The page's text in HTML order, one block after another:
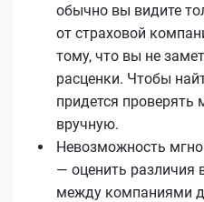
обычно вы видите
от страховой
тому, что вы не
расценки. Чтобы
придется проверять
вручную.
Невозможность
— оценить различия
между компаниями